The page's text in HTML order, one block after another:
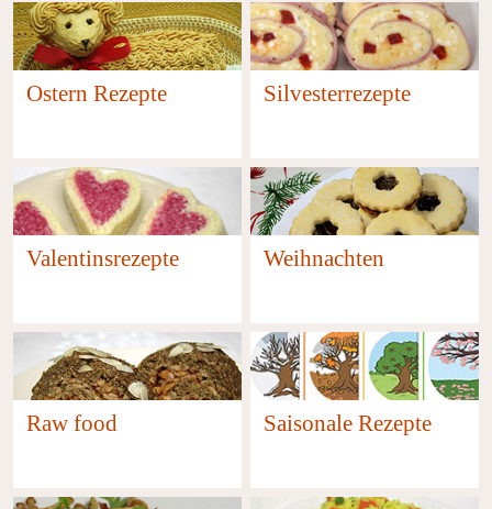
Ostern Rezepte Silvesterrezepte
Valentinsrezepte Weihnachten
Raw food Saisonale Rezepte